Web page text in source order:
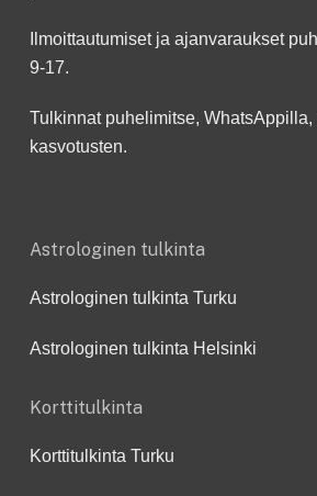
Ilmoittautumiset ja ajanvaraukset
9-17.
Tulkinnat puhelimitse,
kasvotusten.
Astrologinen tulkinta
Astrologinen tulkinta Turku
Astrologinen tulkinta Helsinki
Korttitulkinta
Korttitulkinta Turku